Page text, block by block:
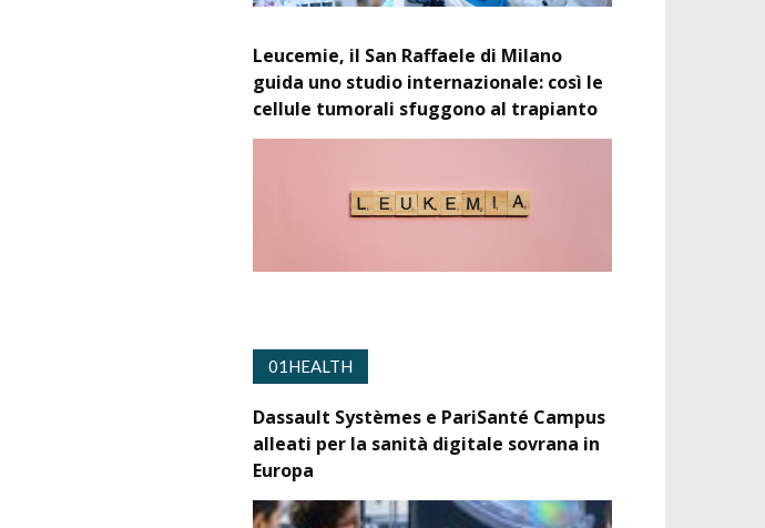
Leucemie, il San Raffaele di Milano
guida uno studio internazionale: così le
cellule tumorali sfuggono al trapianto
01HEALTH
Dassault Systèmes e PariSanté Campus
alleati per la sanità digitale sovrana in
Europa